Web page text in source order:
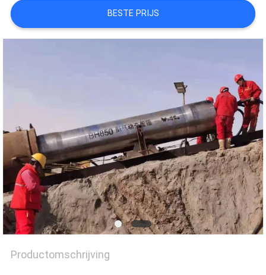
PRIVACY
POLICY
BESTE PRIJS
Productomschrijving